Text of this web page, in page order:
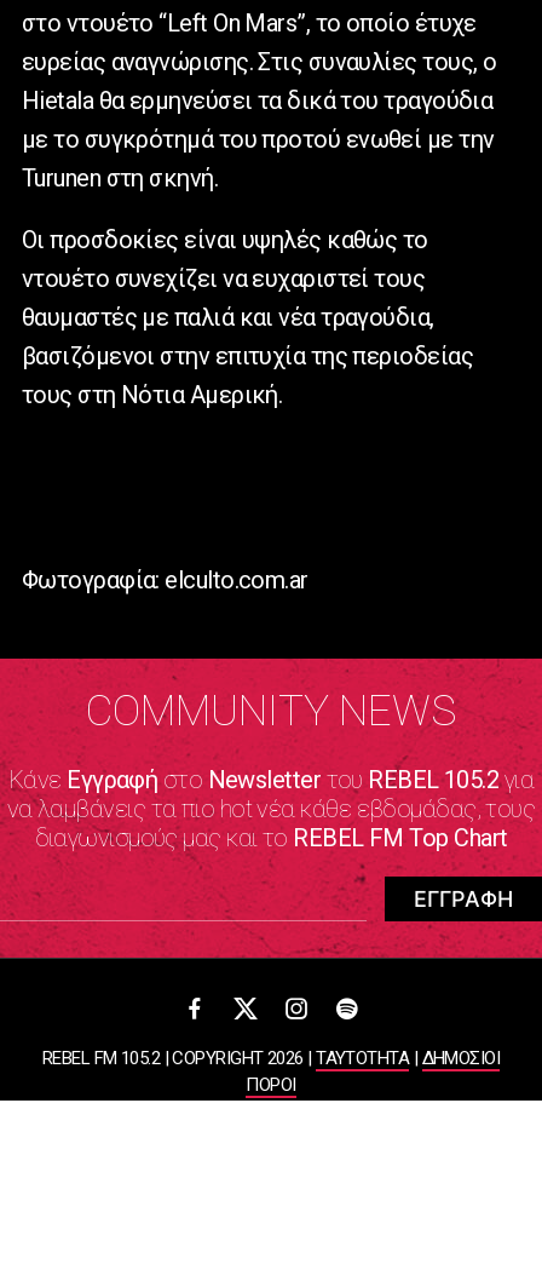
στο ντουέτο “Left On Mars”, το οποίο έτυχε
ευρείας αναγνώρισης. Στις συναυλίες τους, ο
Hietala θα ερμηνεύσει τα δικά του τραγούδια
με το συγκρότημά του προτού ενωθεί με την
Turunen στη σκηνή.
Οι προσδοκίες είναι υψηλές καθώς το
ντουέτο συνεχίζει να ευχαριστεί τους
θαυμαστές με παλιά και νέα τραγούδια,
βασιζόμενοι στην επιτυχία της περιοδείας
τους στη Νότια Αμερική.
Φωτογραφία: elculto.com.ar
COMMUNITY NEWS
Κάνε Εγγραφήστο NewsletterτουREBEL 105.2για
να λαμβάνεις τα πιο hot νέα κάθε εβδομάδας, τους
διαγωνισμούς μας και το REBEL FM Top Chart
REBEL FM 105.2 | COPYRIGHT 2026 |ΤΑΥΤΟΤΗΤΑ|ΔΗΜΟΣΙΟΙ
ΠΟΡΟΙ